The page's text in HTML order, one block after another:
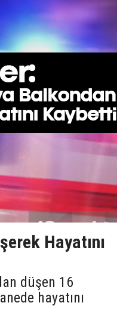
Hayatını
düşen 16
hayatını